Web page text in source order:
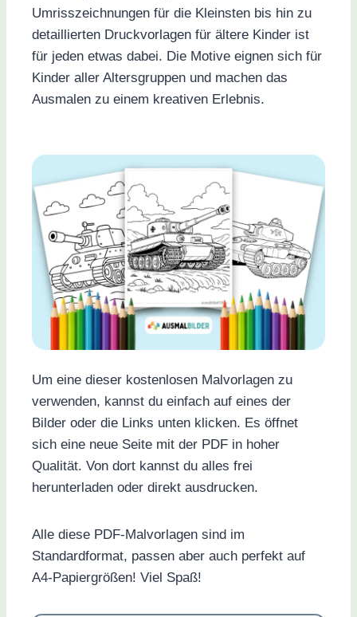
Umrisszeichnungen für die Kleinsten bis hin zu
detaillierten Druckvorlagen für ältere Kinder ist
für jeden etwas dabei. Die Motive eignen sich für
Kinder aller Altersgruppen und machen das
Ausmalen zu einem kreativen Erlebnis.
Um eine dieser kostenlosen Malvorlagen zu
verwenden, kannst du einfach auf eines der
Bilder oder die Links unten klicken. Es öffnet
sich eine neue Seite mit der PDF in hoher
Qualität. Von dort kannst du alles frei
herunterladen oder direkt ausdrucken.
Alle diese PDF-Malvorlagen sind im
Standardformat, passen aber auch perfekt auf
A4-Papiergrößen! Viel Spaß!